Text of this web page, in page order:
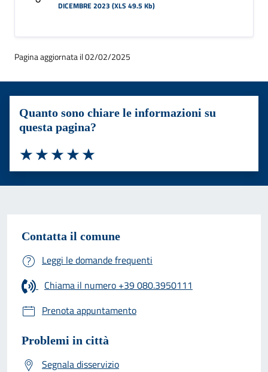
DICEMBRE 2023 (XLS 49.5 Kb)
Pagina aggiornata il 02/02/2025
Quanto sono chiare le informazioni su
questa pagina?
Valuta 5 stelle su 5
Valuta 4 stelle su 5
Valuta 3 stelle su 5
Valuta 2 stelle su 5
Valuta 1 stelle su 5
Contatta il comune
Leggi le domande frequenti
Chiama il numero +39 080.3950111
Prenota appuntamento
Problemi in città
Segnala disservizio